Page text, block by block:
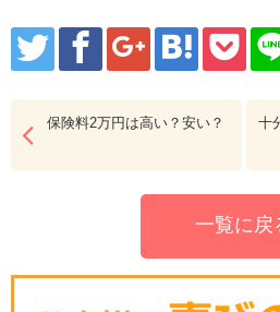
保険料2万円は高い？安い？
十
一覧に戻